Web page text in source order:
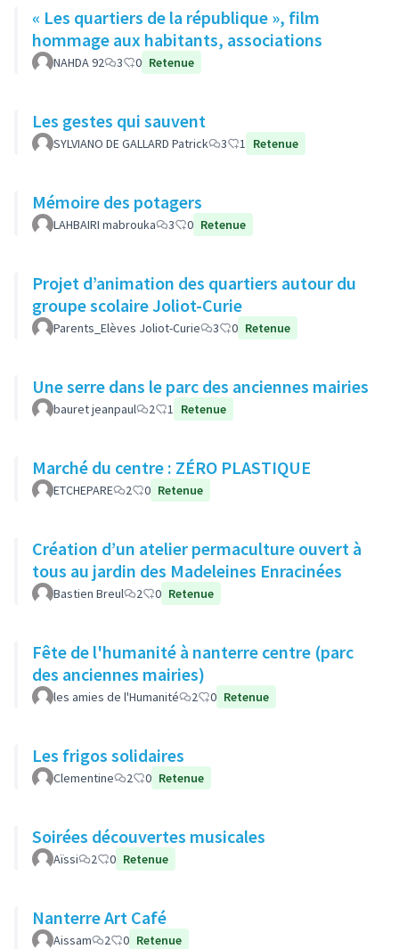
« Les quartiers de la république », film
hommage aux habitants, associations
NAHDA 92 3 0 Retenue
Les gestes qui sauvent
SYLVIANO DE GALLARD Patrick 3 1 Retenue
Mémoire des potagers
LAHBAIRI mabrouka 3 0 Retenue
Projet d’animation des quartiers autour du
groupe scolaire Joliot-Curie
Parents_Elèves Joliot-Curie 3 0 Retenue
Une serre dans le parc des anciennes mairies
bauret jeanpaul 2 1 Retenue
Marché du centre : ZÉRO PLASTIQUE
ETCHEPARE 2 0 Retenue
Création d’un atelier permaculture ouvert à
tous au jardin des Madeleines Enracinées
Bastien Breul 2 0 Retenue
Fête de l'humanité à nanterre centre (parc
des anciennes mairies)
les amies de l'Humanité 2 0 Retenue
Les frigos solidaires
Clementine 2 0 Retenue
Soirées découvertes musicales
Aïssi 2 0 Retenue
Nanterre Art Café
Aissam 2 0 Retenue